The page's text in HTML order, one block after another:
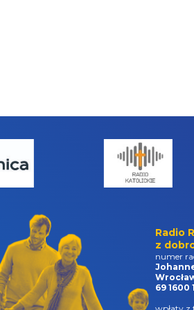
Radio
z
numer
69 1600